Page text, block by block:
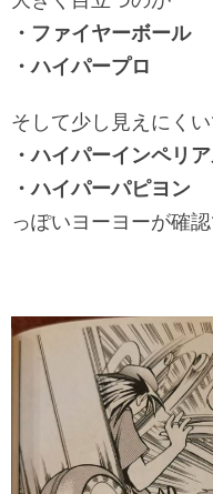
・ファイヤーボール
・ハイパープロ
そして少し見えにく
・ハイパーインペリ
・ハイパーパピヨン
っぽいヨーヨーが確認